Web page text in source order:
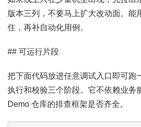
版本三列，不要马上扩大改动面。能
住，再补自动化用例。
## 可运行片段
把下面代码放进任意调试入口即可跑
执行和校验三个阶段。它不依赖业务
Demo 仓库的排查框架是否齐全。